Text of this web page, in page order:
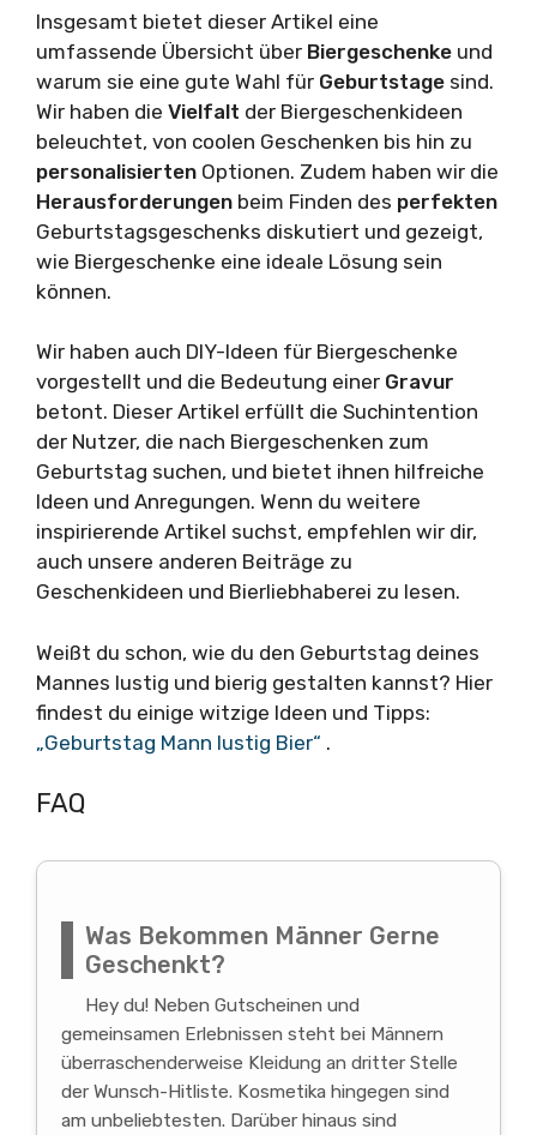
Insgesamt bietet dieser Artikel eine
umfassende Übersicht über Biergeschenke und
warum sie eine gute Wahl für Geburtstage sind.
Wir haben die Vielfalt der Biergeschenkideen
beleuchtet, von coolen Geschenken bis hin zu
personalisierten Optionen. Zudem haben wir die
Herausforderungen beim Finden des perfekten
Geburtstagsgeschenks diskutiert und gezeigt,
wie Biergeschenke eine ideale Lösung sein
können.
Wir haben auch DIY-Ideen für Biergeschenke
vorgestellt und die Bedeutung einer Gravur
betont. Dieser Artikel erfüllt die Suchintention
der Nutzer, die nach Biergeschenken zum
Geburtstag suchen, und bietet ihnen hilfreiche
Ideen und Anregungen. Wenn du weitere
inspirierende Artikel suchst, empfehlen wir dir,
auch unsere anderen Beiträge zu
Geschenkideen und Bierliebhaberei zu lesen.
Weißt du schon, wie du den Geburtstag deines
Mannes lustig und bierig gestalten kannst? Hier
findest du einige witzige Ideen und Tipps:
„Geburtstag Mann lustig Bier“ .
FAQ
Was Bekommen Männer Gerne
Geschenkt?
Hey du! Neben Gutscheinen und
gemeinsamen Erlebnissen steht bei Männern
überraschenderweise Kleidung an dritter Stelle
der Wunsch-Hitliste. Kosmetika hingegen sind
am unbeliebtesten. Darüber hinaus sind